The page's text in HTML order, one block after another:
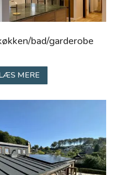
bad/garderobe
MERE